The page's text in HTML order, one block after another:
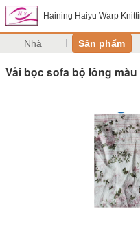
Haining Haiyu Warp
Nhà Sản phẩm
Vải bọc sofa bộ lông